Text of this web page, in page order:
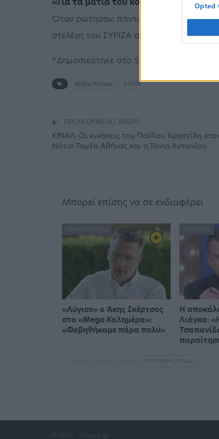
Opted
Όταν ρώτησαν, πάντως, κάποιοι προς
στελέχη του ΣΥΡΙΖΑ απάντησαν: «Για τα
*Δημοσιεύτηκε στο Secret στις 19
Αλέξης Τσίπρας ΣΥΡΙΖΑ
ΠΡΟΗΓΟΎΜΕΝΟ ΆΡΘΡΟ
ΚΙΝΑΛ: Οι κινήσεις του Παύλου Χρηστίδη
Νότιο Τοµέα Αθήνας και η Τόνια Αντωνίου
Μπορεί επίσης να σε ενδιαφέρει
ΠΑΡΑΠΟΛΙΤΙΚΆ
«Λύγισε» ο Άκης Σκέρτσος
στο «Mega Καλημέρα»:
«Φοβηθήκαμε πάρα πολύ»
SHOWBIZ
Η
Λιάγκα:
ΕΠΌΜΕΝΗ ΣΕΛΊΔΑ
© 2026 - Timeline.gr